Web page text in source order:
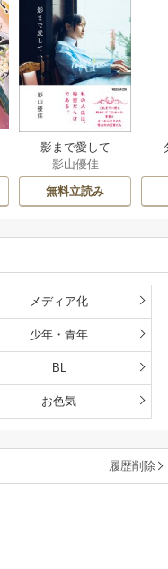
影まで愛して
影山優佳
無料立読み
メディア化
少年・青年
BL
お色気
履歴削除